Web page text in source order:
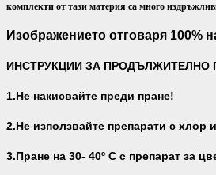
комплекти от тази материя са много
Изображението отговаря 100%
ИНСТРУКЦИИ ЗА ПРОДЪЛЖИТЕЛНО
1.Не накисвайте преди пране!
2.Не използвайте препарати с хлор
3.Пране на 30- 40º С с препарат за